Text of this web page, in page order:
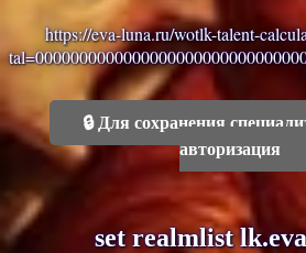
https://eva-luna.ru/wotlk-talent-
tal=
🔒 Для сохранения
авторизация
set realmlist